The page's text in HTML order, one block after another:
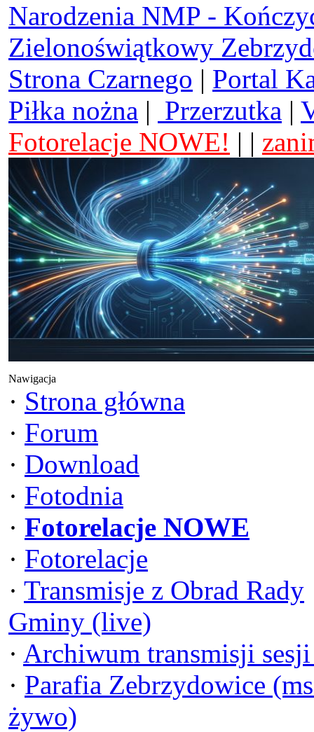
Narodzenia NMP -
Zielonoświątkowy
Strona Czarnego | Portal
Piłka nożna | Przerzutka |
Fotorelacje NOWE! | |
Nawigacja
· Strona główna
· Forum
· Download
· Fotodnia
· Fotorelacje NOWE
· Fotorelacje
· Transmisje z Obrad Rady
Gminy (live)
· Archiwum transmisji
· Parafia Zebrzydowice
żywo)